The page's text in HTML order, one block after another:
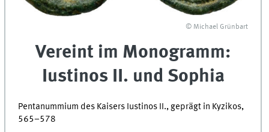
© Michael Grünbart
Vereint im Monogramm:
Iustinos II. und Sophia
Pentanummium des Kaisers Iustinos II., geprägt in Kyzikos,
565–578